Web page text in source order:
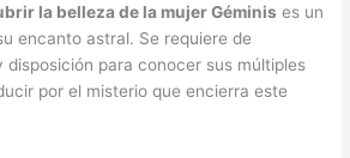
la belleza de la mujer Géminis es un
encanto astral. Se requiere de
para conocer sus múltiples
por el misterio que encierra este